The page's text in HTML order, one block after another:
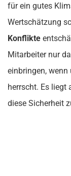
für ein gutes
Wertschätzung
Konflikte
Mitarbeiter nur
einbringen, wenn
herrscht. Es liegt
diese Sicherheit